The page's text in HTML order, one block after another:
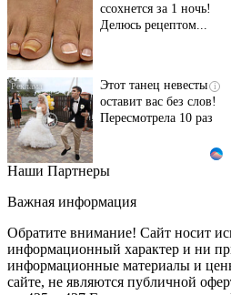
ссохнется за 1 ночь!
Делюсь рецептом...
i
Этот танец невесты
оставит вас без слов!
Пересмотрела 10 раз
Ролик длится пару
шоке от увиденного
i
Ролик из Омска: вы
будете смеяться долго
Наши Партнеры
Важная информация
Обратите внимание! Сайт носит
информационный характер и ни
информационные материалы и
сайте, не являются публичной